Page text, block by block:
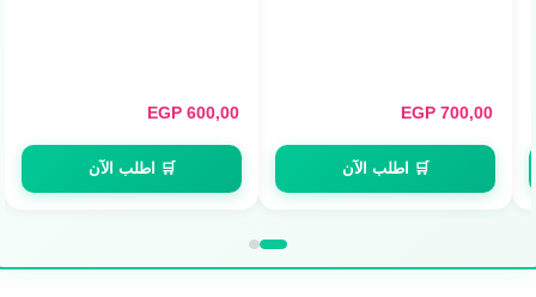
700,00
EGP
🛒 اطلب الآن
600,00
EGP
🛒 اطلب الآن